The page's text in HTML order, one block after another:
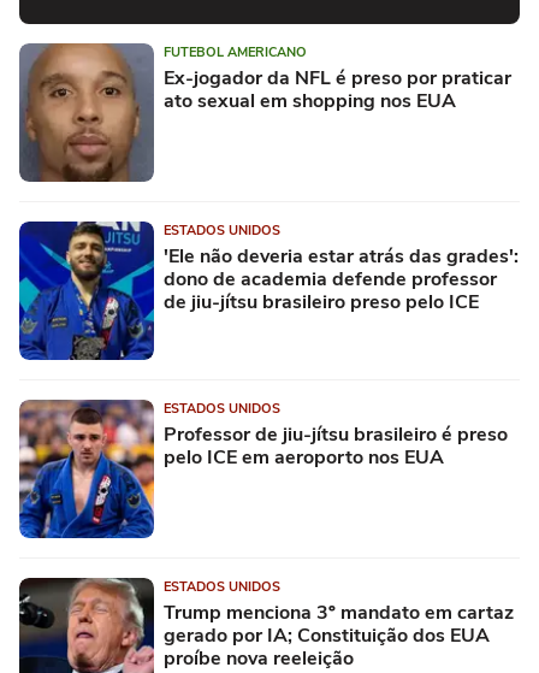
FUTEBOL AMERICANO
Ex-jogador da NFL é preso por praticar
ato sexual em shopping nos EUA
ESTADOS UNIDOS
'Ele não deveria estar atrás das grades':
dono de academia defende professor
de jiu-jítsu brasileiro preso pelo ICE
ESTADOS UNIDOS
Professor de jiu-jítsu brasileiro é preso
pelo ICE em aeroporto nos EUA
ESTADOS UNIDOS
Trump menciona 3º mandato em cartaz
gerado por IA; Constituição dos EUA
proíbe nova reeleição